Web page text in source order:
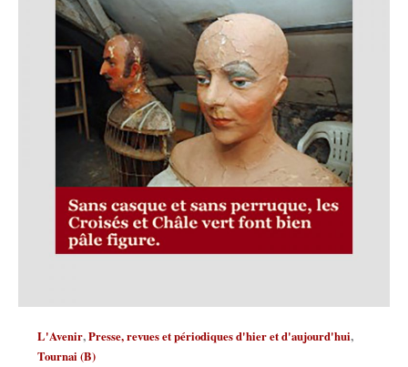
L'Avenir,Presse, revues et périodiques d'hier et d'aujourd'hui,
Tournai (B)